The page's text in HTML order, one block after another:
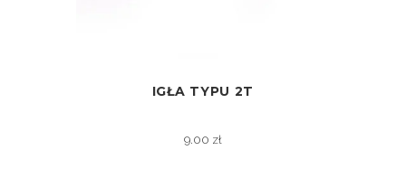
IGŁA TYPU 2T
9.00 zł